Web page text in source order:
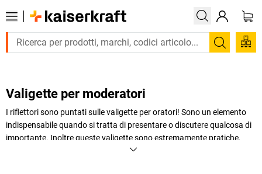
Trova
Valigette per moderatori
I riflettori sono puntati sulle valigette per oratori! Sono un elemento
indispensabile quando si tratta di presentare o discutere qualcosa di
importante. Inoltre queste valigette sono estremamente pratiche,
perché offrono spazio ordinato per cartoncini, pennarelli e spilli per